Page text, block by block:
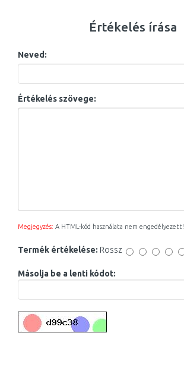
Értékelés írása
Neved:
Értékelés szövege:
Megjegyzés: A HTML-kód használata nem engedélyezett!
Termék értékelése: Rossz
Másolja be a lenti kódot: